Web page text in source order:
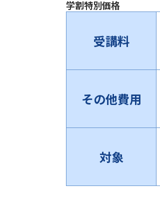
学割特別価格
受講料
その他費用
対象